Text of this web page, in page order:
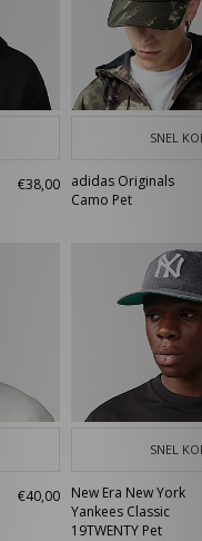
€38,00
SNEL
adidas Originals
Camo Pet
€40,00
SNEL
New Era New York
Yankees Classic
19TWENTY Pet